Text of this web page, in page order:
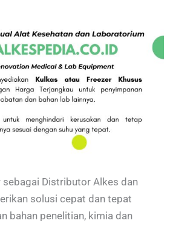
sebagai Distributor Alkes dan
solusi cepat dan tepat
bahan penelitian, kimia dan